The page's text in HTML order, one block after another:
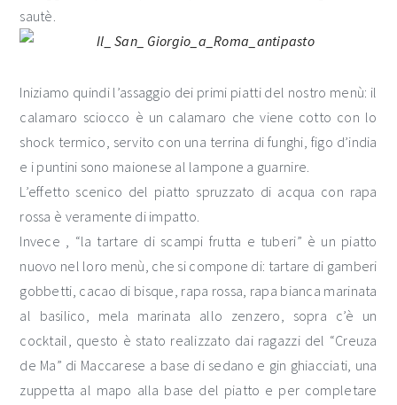
sautè.
Iniziamo quindi l’assaggio dei primi piatti del nostro menù: il
calamaro sciocco è un calamaro che viene cotto con lo
shock termico, servito con una terrina di funghi, figo d’india
e i puntini sono maionese al lampone a guarnire.
L’effetto scenico del piatto spruzzato di acqua con rapa
rossa è veramente di impatto.
Invece , “la tartare di scampi frutta e tuberi” è un piatto
nuovo nel loro menù, che si compone di: tartare di gamberi
gobbetti, cacao di bisque, rapa rossa, rapa bianca marinata
al basilico, mela marinata allo zenzero, sopra c’è un
cocktail, questo è stato realizzato dai ragazzi del “Creuza
de Ma” di Maccarese a base di sedano e gin ghiacciati, una
zuppetta al mapo alla base del piatto e per completare